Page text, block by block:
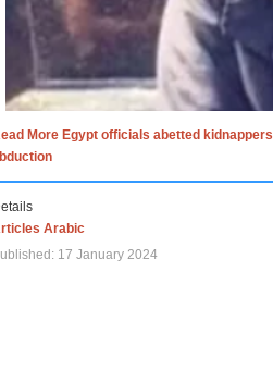
More Egypt officials abetted
Arabic
17 January 2024